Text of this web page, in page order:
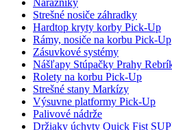
Nárazníky
Strešné nosiče záhradky
Hardtop kryty korby Pick-Up
Rámy, nosiče na korbu Pick-Up
Zásuvkové systémy
Nášľapy Stúpačky Prahy
Rolety na korbu Pick-Up
Strešné stany Markízy
Výsuvne platformy Pick-Up
Palivové nádrže
Držiaky úchyty Quick Fist